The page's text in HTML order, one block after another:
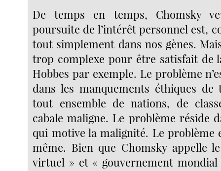
De temps en temps, Chomsky
poursuite de l’intérêt personnel est,
tout simplement dans nos gènes.
trop complexe pour être satisfait de
Hobbes par exemple. Le problème
dans les manquements éthiques
tout ensemble de nations, de
cabale maligne. Le problème réside
qui motive la malignité. Le problème
même. Bien que Chomsky appelle
virtuel » et « gouvernement